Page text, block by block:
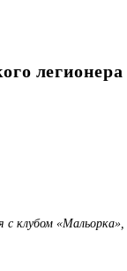
легионера
«Мальорка»,